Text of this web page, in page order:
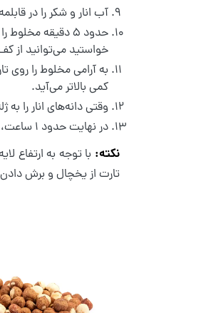
آب انار و شکر را در قابلمه
خواستید می‌توانید از
به آرامی مخلوط را روی
کمی بالاتر می‌آید.
وقتی دانه‌های انار را
در نهایت حدود ۱ ساعت، تارت را در یخچال بگذارید تا خنک شود و سپس میل کنید.
نکته: با توجه به ارتفاع
تارت از یخچال و برش